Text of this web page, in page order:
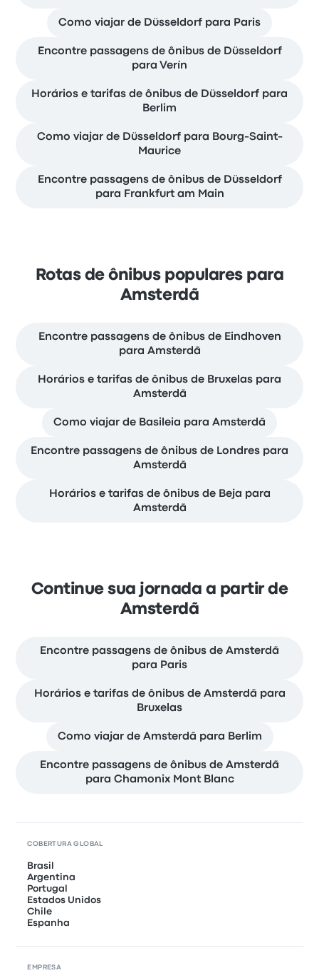
Como viajar de Düsseldorf para Paris
Encontre passagens de ônibus de Düsseldorf
para Verín
Horários e tarifas de ônibus de Düsseldorf para
Berlim
Como viajar de Düsseldorf para Bourg-Saint-
Maurice
Encontre passagens de ônibus de Düsseldorf
para Frankfurt am Main
Rotas de ônibus populares para
Amsterdã
Encontre passagens de ônibus de Eindhoven
para Amsterdã
Horários e tarifas de ônibus de Bruxelas para
Amsterdã
Como viajar de Basileia para Amsterdã
Encontre passagens de ônibus de Londres para
Amsterdã
Horários e tarifas de ônibus de Beja para
Amsterdã
Continue sua jornada a partir de
Amsterdã
Encontre passagens de ônibus de Amsterdã
para Paris
Horários e tarifas de ônibus de Amsterdã para
Bruxelas
Como viajar de Amsterdã para Berlim
Encontre passagens de ônibus de Amsterdã
para Chamonix Mont Blanc
COBERTURA GLOBAL
Brasil
Argentina
Portugal
Estados Unidos
Chile
Espanha
EMPRESA